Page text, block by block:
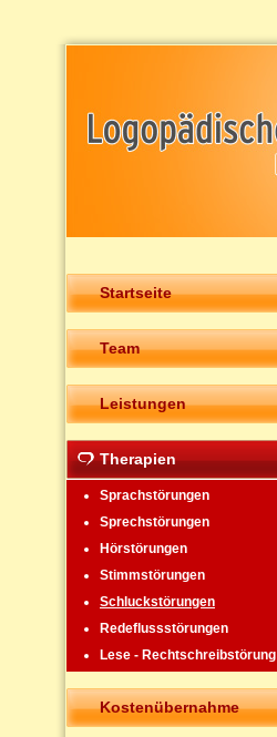
Startseite
Team
Leistungen
Therapien
Sprachstörungen
Sprechstörungen
Hörstörungen
Stimmstörungen
Schluckstörungen
Redeflussstörungen
Lese - Rechtschreibstörung
Kostenübernahme